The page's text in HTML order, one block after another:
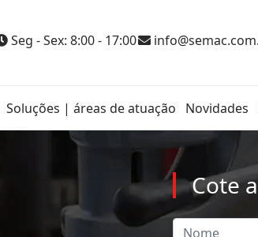
Seg - Sex: 8:00 - 17:00
Soluções | áreas de atuação Novidades
Cote